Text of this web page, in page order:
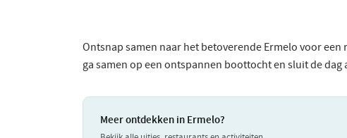
Ontsnap samen naar het betoverende Ermelo voor
ga samen op een ontspannen boottocht en sluit de
Meer ontdekken in Ermelo?